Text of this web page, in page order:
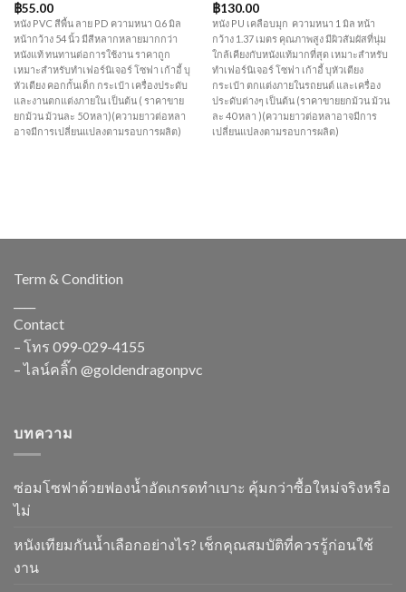
฿55.00
หนัง PVC สีพื้น ลาย PD ความหนา 0.6 มิล
หน้ากว้าง 54 นิ้ว มีสีหลากหลายมากกว่า
หนังแท้ ทนทานต่อการใช้งาน ราคาถูก
เหมาะสำหรับทำเฟอร์นิเจอร์ โซฟา เก้าอี้ บุ
หัวเตียง คอกกั้นเด็ก กระเป๋า เครื่องประดับ
และงานตกแต่งภายใน เป็นต้น ( ราคาขาย
ยกม้วน ม้วนละ 50 หลา)(ความยาวต่อหลา
อาจมีการเปลี่ยนแปลงตามรอบการผลิต)
฿130.00
หนัง PU เคลือบมุก ความหนา 1 มิล หน้า
กว้าง 1.37 เมตร คุณภาพสูง มีผิวสัมผัสที่นุ่ม
ใกล้เคียงกับหนังแท้มากที่สุด เหมาะสำหรับ
ทำเฟอร์นิเจอร์ โซฟา เก้าอี้ บุหัวเตียง
กระเป๋า ตกแต่งภายในรถยนต์ และเครื่อง
ประดับต่างๆ เป็นต้น (ราคาขายยกม้วน ม้วน
ละ 40 หลา )(ความยาวต่อหลาอาจมีการ
เปลี่ยนแปลงตามรอบการผลิต)
Term & Condition
Contact
– โทร 099-029-4155
– ไลน์คลิ๊ก @goldendragonpvc
บทความ
ซ่อมโซฟาด้วยฟองน้ำอัดเกรดทำเบาะ คุ้มกว่าซื้อใหม่จริงหรือ
ไม่
หนังเทียมกันน้ำเลือกอย่างไร? เช็กคุณสมบัติที่ควรรู้ก่อนใช้
งาน